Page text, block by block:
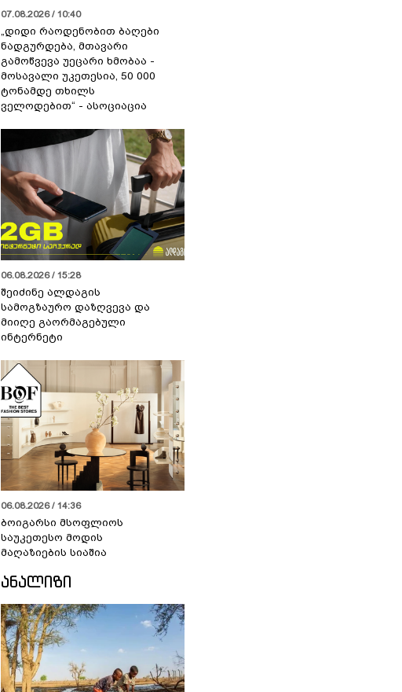
07.08.2026 / 10:40
„დიდი რაოდენობით ბაღები
ნადგურდება, მთავარი
გამოწვევა უეცარი ხმობაა -
მოსავალი უკეთესია, 50 000
ტონამდე თხილს
ველოდებით“ - ასოციაცია
06.08.2026 / 15:28
შეიძინე ალდაგის
სამოგზაურო დაზღვევა და
მიიღე გაორმაგებული
ინტერნეტი
06.08.2026 / 14:36
ბოიგარსი მსოფლიოს
საუკეთესო მოდის
მაღაზიების სიაშია
ᲐᲜᲐᲚᲘᲖᲘ